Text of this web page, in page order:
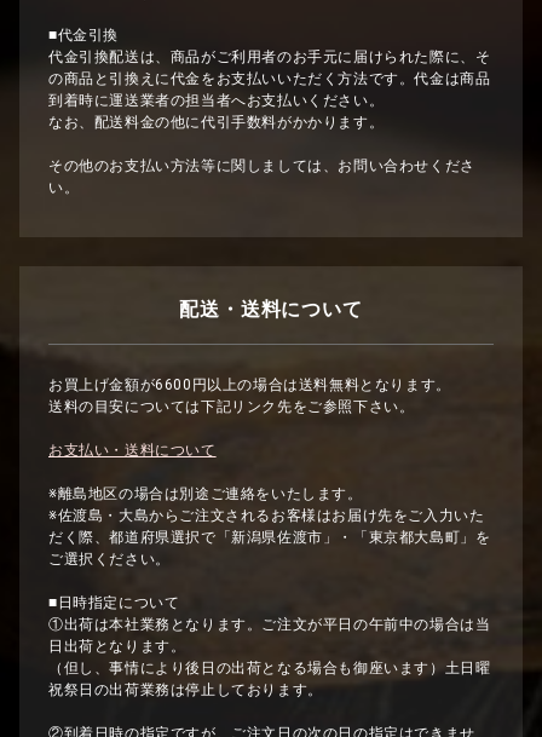
■代金引換
代金引換配送は、商品がご利用者のお手元に届けられた際に、そ
の商品と引換えに代金をお支払いいただく方法です。代金は商品
到着時に運送業者の担当者へお支払いください。
なお、配送料金の他に代引手数料がかかります。
その他のお支払い方法等に関しましては、お問い合わせくださ
い。
配送・送料について
お買上げ金額が6600円以上の場合は送料無料となります。
送料の目安については下記リンク先をご参照下さい。
お支払い・送料について
※離島地区の場合は別途ご連絡をいたします。
※佐渡島・大島からご注文されるお客様はお届け先をご入力いた
だく際、都道府県選択で「新潟県佐渡市」・「東京都大島町」を
ご選択ください。
■日時指定について
①出荷は本社業務となります。ご注文が平日の午前中の場合は当
日出荷となります。
（但し、事情により後日の出荷となる場合も御座います）土日曜
祝祭日の出荷業務は停止しております。